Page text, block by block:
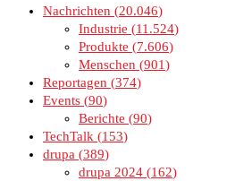
Nachrichten
20.046
Industrie
11.524
Produkte
7.606
Menschen
901
Reportagen
374
Events 90
Berichte
90
TechTalk
153
drupa
389
drupa 2024
162